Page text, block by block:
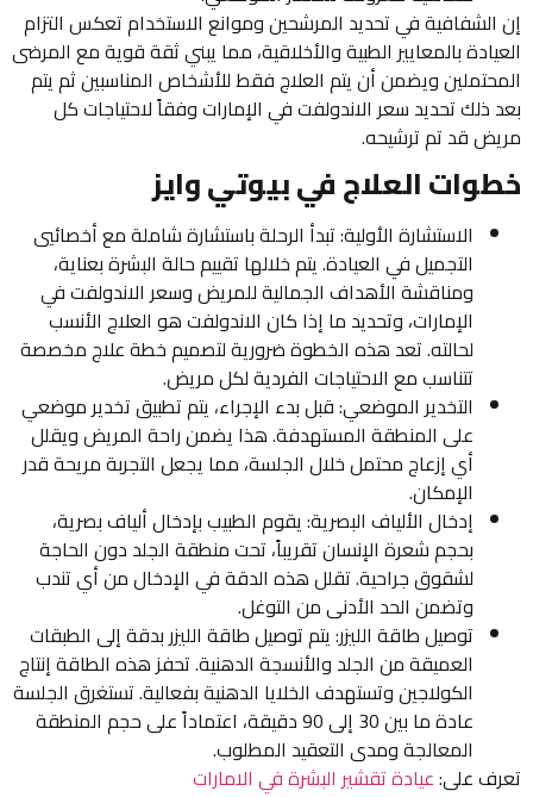
إن الشفافية في تحديد المرشحين وموانع الاستخدام تعكس التزام
العيادة بالمعايير الطبية والأخلاقية، مما يبني ثقة قوية مع المرضى
المحتملين ويضمن أن يتم العلاج فقط للأشخاص المناسبين ثم يتم
بعد ذلك تحديد سعر الاندولفت في الإمارات وفقاً لاحتياجات كل
مريض قد تم ترشيحه.
خطوات العلاج في بيوتي وايز
الاستشارة الأولية: تبدأ الرحلة باستشارة شاملة مع أخصائيي
التجميل في العيادة. يتم خلالها تقييم حالة البشرة بعناية،
ومناقشة الأهداف الجمالية للمريض وسعر الاندولفت في
الإمارات، وتحديد ما إذا كان الاندولفت هو العلاج الأنسب
لحالته. تعد هذه الخطوة ضرورية لتصميم خطة علاج مخصصة
تتناسب مع الاحتياجات الفردية لكل مريض.
التخدير الموضعي: قبل بدء الإجراء، يتم تطبيق تخدير موضعي
على المنطقة المستهدفة. هذا يضمن راحة المريض ويقلل
أي إزعاج محتمل خلال الجلسة، مما يجعل التجربة مريحة قدر
الإمكان.
إدخال الألياف البصرية: يقوم الطبيب بإدخال ألياف بصرية،
بحجم شعرة الإنسان تقريباً، تحت منطقة الجلد دون الحاجة
لشقوق جراحية. تقلل هذه الدقة في الإدخال من أي تندب
وتضمن الحد الأدنى من التوغل.
توصيل طاقة الليزر: يتم توصيل طاقة الليزر بدقة إلى الطبقات
العميقة من الجلد والأنسجة الدهنية. تحفز هذه الطاقة إنتاج
الكولاجين وتستهدف الخلايا الدهنية بفعالية. تستغرق الجلسة
عادة ما بين 30 إلى 90 دقيقة، اعتماداً على حجم المنطقة
المعالجة ومدى التعقيد المطلوب.
تعرف على:عيادة تقشير البشرة في الامارات